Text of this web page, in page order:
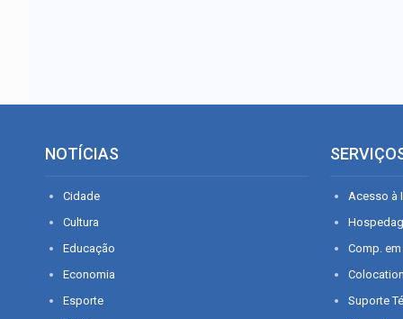
NOTÍCIAS
Cidade
Cultura
Educação
Economia
Esporte
Acesso à
Comp.
Suporte